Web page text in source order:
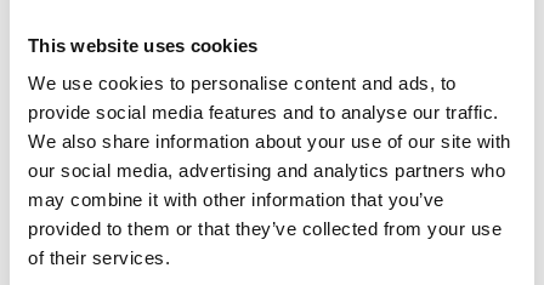
This website uses cookies
We use cookies to personalise content and ads, to
provide social media features and to analyse our traffic.
We also share information about your use of our site with
our social media, advertising and analytics partners who
may combine it with other information that you’ve
provided to them or that they’ve collected from your use
of their services.
Merk:51 Degrees North
51 Degrees North Hondenmand 51
Venice Softbed 55x44x22 cm
Kies uw uitvoering